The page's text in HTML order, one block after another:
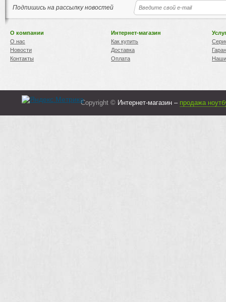
Подпишись на рассылку новостей
О компании
О нас
Новости
Контакты
Интернет-магазин
Как купить
Доставка
Оплата
Copyright © Интернет-магазин – продажа